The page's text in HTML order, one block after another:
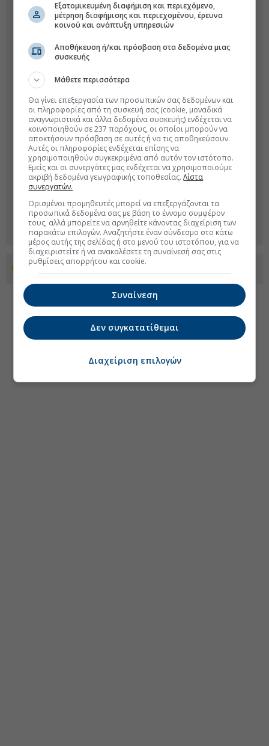
Προσθέστε το euro2day.gr στο Discover
Εξατομικευμένη διαφήμιση και περιεχόμενο,
μέτρηση διαφήμισης και περιεχομένου, έρευνα
κοινού και ανάπτυξη υπηρεσιών
Αποθήκευση ή/και πρόσβαση στα δεδομένα μιας
συσκευής
Μάθετε περισσότερα
Θα γίνει επεξεργασία των προσωπικών σας δεδομένων και
οι πληροφορίες από τη συσκευή σας (cookie, μοναδικά
αναγνωριστικά και άλλα δεδομένα συσκευής) ενδέχεται να
κοινοποιηθούν σε 237 παρόχους, οι οποίοι μπορούν να
αποκτήσουν πρόσβαση σε αυτές ή να τις αποθηκεύσουν.
Αυτές οι πληροφορίες ενδέχεται επίσης να
χρησιμοποιηθούν συγκεκριμένα από αυτόν τον ιστότοπο.
Εμείς και οι συνεργάτες μας ενδέχεται να χρησιμοποιούμε
ακριβή δεδομένα γεωγραφικής τοποθεσίας.Λίστα
συνεργατών.
Ορισμένοι προμηθευτές μπορεί να επεξεργάζονται τα
προσωπικά δεδομένα σας με βάση το έννομο συμφέρον
τους, αλλά μπορείτε να αρνηθείτε κάνοντας διαχείριση των
παρακάτω επιλογών. Αναζητήστε έναν σύνδεσμο στο κάτω
μέρος αυτής της σελίδας ή στο μενού του ιστοτόπου, για να
διαχειριστείτε ή να ανακαλέσετε τη συναίνεσή σας στις
ρυθμίσεις απορρήτου και cookie.
Συναίνεση
Δεν συγκατατίθεμαι
Διαχείριση επιλογών